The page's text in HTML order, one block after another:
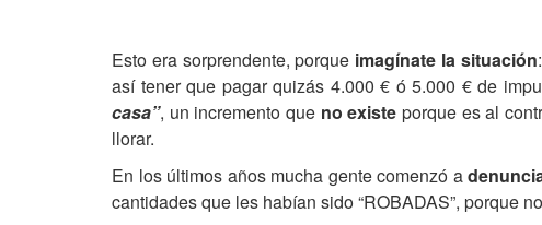
Esto era sorprendente, porque imagínate la situación
así tener que pagar quizás 4.000 € ó 5.000 € de
casa”, un incremento que no existe porque es al
llorar.
En los últimos años mucha gente comenzó a
cantidades que les habían sido “ROBADAS”, porque